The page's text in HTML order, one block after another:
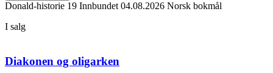
Donald-historie 19 Innbundet 04.08.2026 Norsk bokmål
I salg
Diakonen og oligarken